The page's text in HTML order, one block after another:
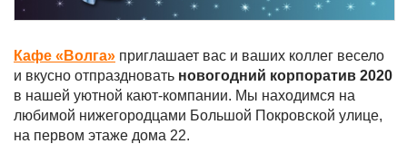
Кафе «Волга» приглашает вас и ваших коллег весело
и вкусно отпраздновать новогодний корпоратив 2020
в нашей уютной кают-компании. Мы находимся на
любимой нижегородцами Большой Покровской улице,
на первом этаже дома 22.